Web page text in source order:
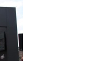
y trabajan en